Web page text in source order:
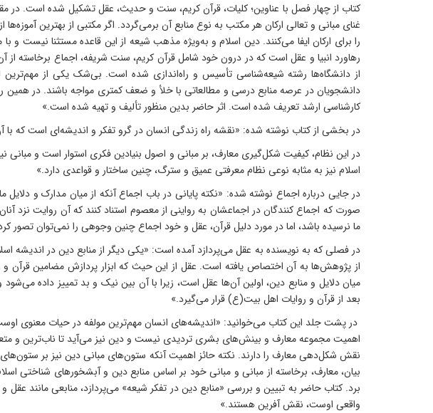
کتاب از چهار فصل با عناوین؛ کلیات، قرآن کریم، سنت و حدیث، عقل تشکیل شده است. در
غنای مبانی و تعالی ارکان هر مکتب به نوع منابع آن برمی‌گردد. اگر مکتبی از بهترین
را برای ارکان ایفا می‌کنند. دین اسلام و به‌ویژه مذهب شیعه از این قاعده مستثنا
رهاورد انبیا و عقل است که در درون خود شامل قرآن کریم، سنت شریفه، اجماع
از دانشگاه‌ها رشته شیعه‌شناسی تأسیس و راه‌اندازی شده است. بی‌شک یکی از
کارشناسی ارشد تعریف شده است. اثر حاضر بدین منظور تألیف و تهیه شده است.»
در بخشی از کتاب نوشته شده: «نقشه راه زندگی انسان در گرو تفکر و اندیشه‌ای است که
در این نظام، کیفیت شکل‌گیری معارف، بر مبانی و اصول بنیادین فکری استوار است و مبانی
اسلام نیز به مثابه نوعی نظام معرفتی عمیق و سترگ، چنین ساختار و قواعدی دارد.»
در جایی درباره اجماع نوشته شده: «نکته پایانی در باب اجماع آنکه از میان مدارک و
صورت که اجماع کنندگان در اجماعشان به رواینی از معصوم استناد کنند که آن روایت نزد
ما نرسیده باشد، اما در مورد دلیل قرآن، عقل و خود اجماع چنین وجوهی را نمی‌توان تصور
در فصلی که به نویسنده به عقل می‌پردازد آمده است: «یکی دیگر از منابع دین در
از پژوهش‌ها به آن اختصاص یافته است. عقل از این حیث که ابزار پردازش مضامین قرآن و
میان دلایل و منابع دین، اولین آن‌ها عقل است، زیرا با آن بین نیک و بد تمییز داده
بعد از قرآن و روایات اهل بیت(ع) قرار می‌گیرد.»
در پشت جلد این کتاب می‌خوانید: «اندیشه‌‌های انسان مهم‌‌ترین مولفه در حیات معنوی
اهمیت مجموعه معارف و بینش‌های بشری تردیدی نیست و دین نیز می‌آید تا ناب‌ترین و
نقش شکل‌دهی معارف را دارند. نکته حائز اهمیت آنکه ستون‌های مبانی دین نیز بر
بیان، معارف، برخاسته از مبانی و مبانی خود بر اساس منابع دین و آبشخورهای شناختی
برد. کتاب حاضر به تبیین و بررسی «منابع دین در تفکر شیعه» می‌پردازد، منابعی مانند
واقعی اوست، نقش آفرین هستند.»